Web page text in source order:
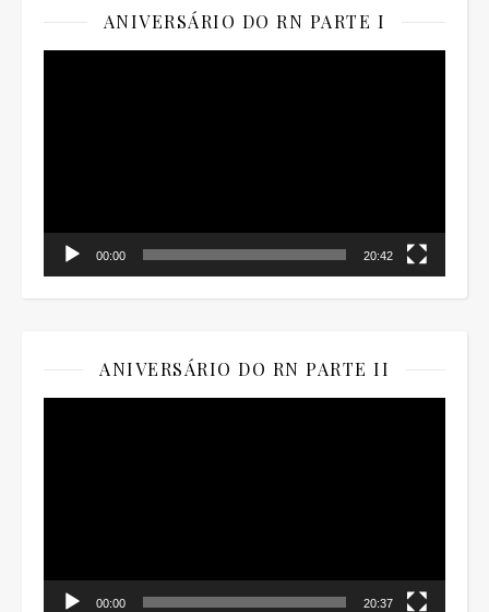
ANIVERSÁRIO DO RN PARTE I
00:00 20:42
ANIVERSÁRIO DO RN PARTE II
00:00 20:37